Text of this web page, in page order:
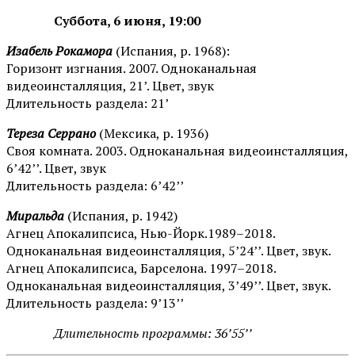
Суббота, 6 июня, 19:00
Изабель Рокамора (Испания, р. 1968):
Горизонт изгнания. 2007. Одноканальная
видеоинсталляция, 21’. Цвет, звук
Длительность раздела: 21’
Тереза Серрано(Мексика, р. 1936)
Своя комната. 2003. Одноканальная видеоинсталляция,
6’42’’. Цвет, звук
Длительность раздела: 6’42’’
Миральда (Испания, р. 1942)
Агнец Апокалипсиса, Нью-Йорк.1989–2018.
Одноканальная видеоинсталляция, 5’24’’. Цвет, звук.
Агнец Апокалипсиса, Барселона. 1997–2018.
Одноканальная видеоинсталляция, 3’49’’. Цвет, звук.
Длительность раздела: 9’13’’
Длительность программы: 36’55’’